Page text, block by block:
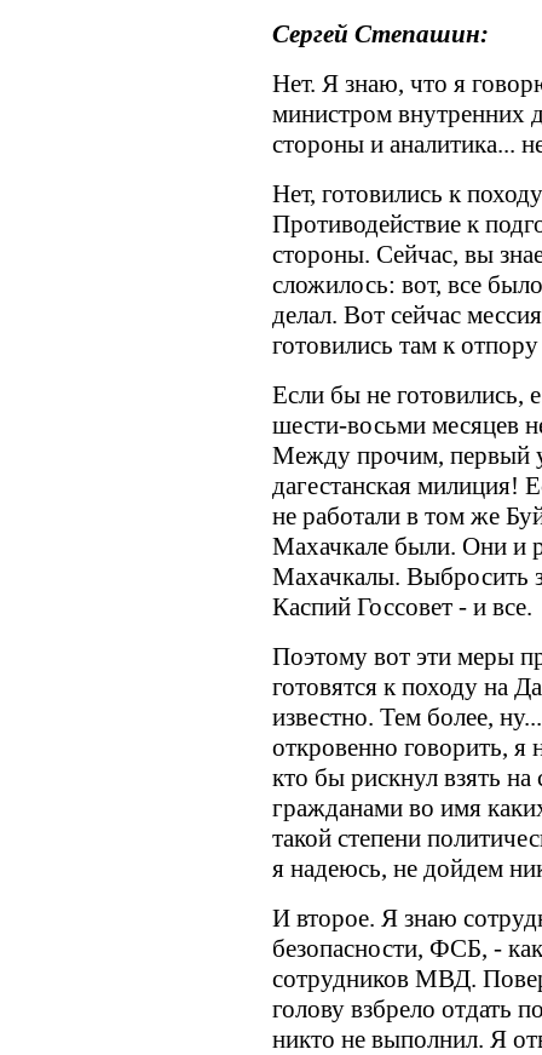
Сергей Степашин:
Нет. Я знаю, что я
министром внутренних
стороны и аналитика...
Нет, готовились к
Противодействие к
стороны. Сейчас, вы
сложилось: вот, все
делал. Вот сейчас
готовились там к
Если бы не готовились,
шести-восьми месяцев
Между прочим, первый
дагестанская милиция!
не работали в том же
Махачкале были. Они и
Махачкалы. Выбросить
Каспий Госсовет - и все.
Поэтому вот эти меры
готовятся к походу на
известно. Тем более,
откровенно говорить, я
кто бы рискнул взять
гражданами во имя
такой степени
я надеюсь, не дойдем
И второе. Я знаю
безопасности, ФСБ, -
сотрудников МВД.
голову взбрело отдать
никто не выполнил. Я